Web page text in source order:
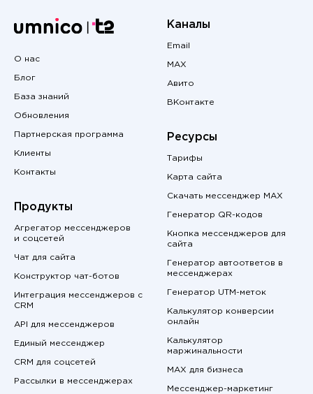
О нас
Блог
База знаний
Обновления
Партнерская программа
Клиенты
Контакты
Продукты
Агрегатор мессенджеров
и соцсетей
Чат для сайта
Конструктор чат-ботов
Интеграция мессенджеров с
CRM
API для мессенджеров
Единый мессенджер
CRM для соцсетей
Рассылки в мессенджерах
Каналы
Email
MAX
Авито
ВКонтакте
Ресурсы
Тарифы
Карта сайта
Скачать мессенджер MAX
Генератор QR-кодов
Кнопка мессенджеров для
сайта
Генератор автоответов в
мессенджерах
Генератор UTM-меток
Калькулятор конверсии
онлайн
Калькулятор
маржинальности
MAX для бизнеса
Мессенджер-маркетинг